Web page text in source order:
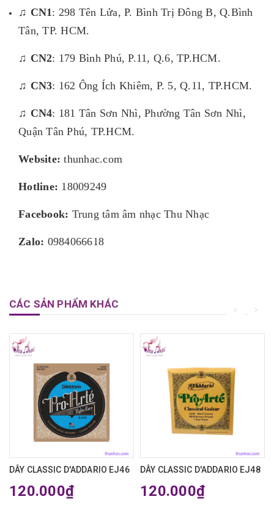
♫ CN1 : 298 Tên Lửa, P. Bình Trị Đông B, Q.Bình
Tân, TP. HCM.
♫ CN2: 179 Bình Phú, P.11, Q.6, TP.HCM.
♫ CN3: 162 Ông Ích Khiêm, P. 5, Q.11, TP.HCM.
♫ CN4: 181 Tân Sơn Nhì, Phường Tân Sơn Nhì,
Quận Tân Phú, TP.HCM.
Website: thunhac.com
Hotline: 18009249
Facebook: Trung tâm âm nhạc Thu Nhạc
Zalo: 0984066618
CÁC SẢN PHẨM KHÁC
DÂY CLASSIC D'ADDARIO EJ46
120.000₫
DÂY CLASSIC D'ADDARIO EJ48
120.000₫